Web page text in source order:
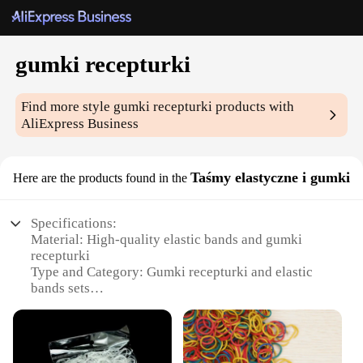
gumki recepturki
Find more style gumki recepturki products with
AliExpress Business
Here are the products found in the Taśmy elastyczne i gumki
Specifications:
Material: High-quality elastic bands and gumki
recepturki
Type and Category: Gumki recepturki and elastic
bands sets
Usage and Purpose: Ideal for DIY projects, sewing,
and crafting